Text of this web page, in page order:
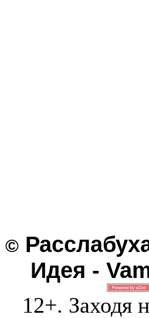
©
Идея -
12+. Заходя